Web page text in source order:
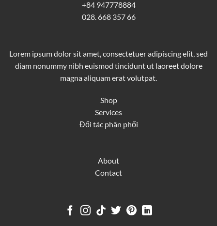
+84 947778884
028. 668 357 66
Lorem ipsum dolor sit amet, consectetuer adipiscing elit, sed
diam nonummy nibh euismod tincidunt ut laoreet dolore
magna aliquam erat volutpat.
Shop
Services
Đối tác phân phối
About
Contact